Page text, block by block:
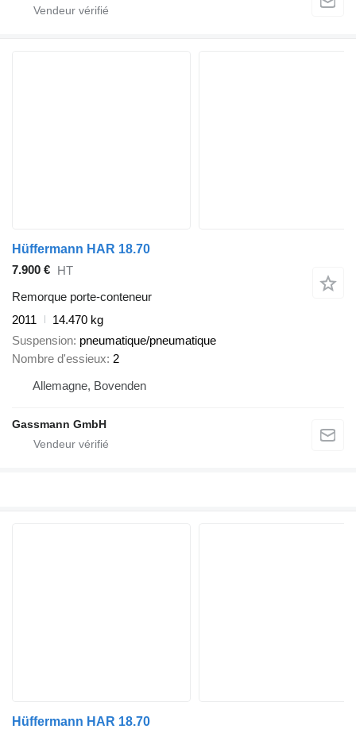
Hüffermann HAR 18.70
7.900 €
HT
Remorque porte-conteneur
2011
14.470 kg
Suspension pneumatique/pneumatique
Nombre d'essieux 2
Allemagne, Bovenden
Gassmann GmbH
Hüffermann HAR 18.70